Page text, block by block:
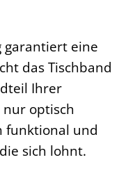
garantiert eine
das Tischband
Ihrer
nur optisch
funktional und
sich lohnt.